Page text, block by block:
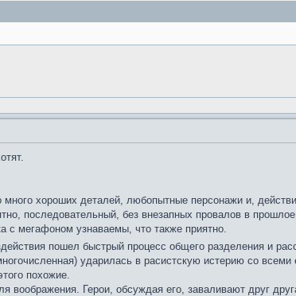
хороших деталей, любопытные персонажи и,
последовательный, без внезапных провалов в
с мегафоном узнаваемы, что также приятно.
пошел быстрый процесс общего разделения и
ударилась в расистскую истерию со
похожие.
Герои, обсуждая его, заваливают друг